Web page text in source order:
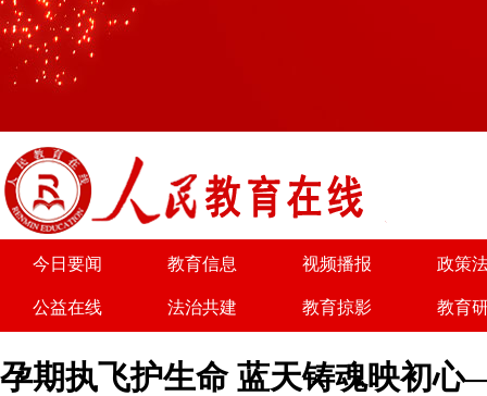
教育在线愿与各大媒体、机构团体、学校以及企业等
今日要闻 教育信息 视频播报 政策
公益在线 法治共建 教育掠影 教育
孕期执飞护生命 蓝天铸魂映初